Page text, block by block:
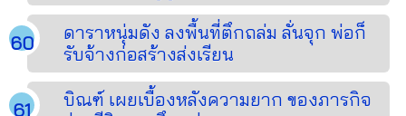
ดาราหนุ่มดัง ลงพื้นที่ตึกถล่ม ลั่นจุก พ่อก็
รับจ้างก่อสร้างส่งเรียน
บิณฑ์ เผยเบื้องหลังความยาก ของภารกิจ